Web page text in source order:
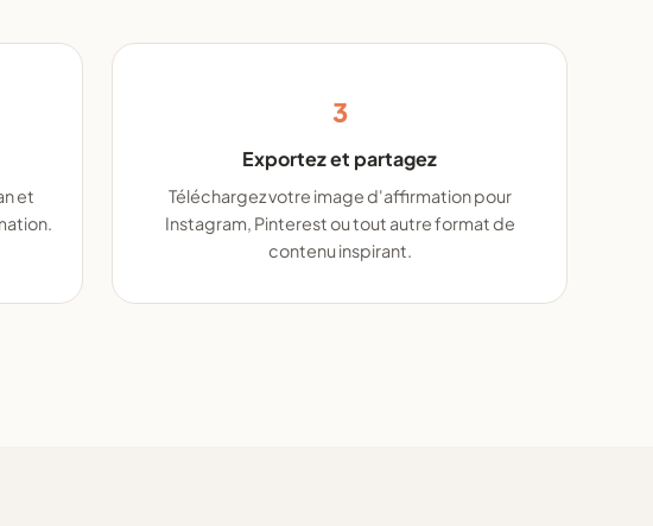
et
3
Exportez et partagez
Téléchargez votre image d'affirmation pour
Instagram, Pinterest ou tout autre format de
contenu inspirant.